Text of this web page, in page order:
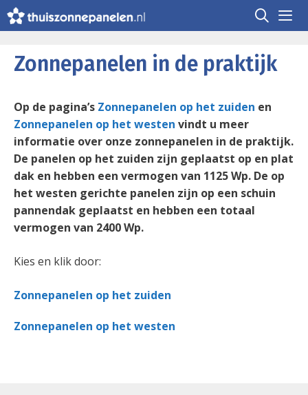
naar
inhoud
Zonnepanelen in de praktijk
Op de pagina’s Zonnepanelen op het zuiden en
Zonnepanelen op het westen vindt u meer
informatie over onze zonnepanelen in de praktijk.
De panelen op het zuiden zijn geplaatst op en plat
dak en hebben een vermogen van 1125 Wp. De op
het westen gerichte panelen zijn op een schuin
pannendak geplaatst en hebben een totaal
vermogen van 2400 Wp.
Kies en klik door:
Zonnepanelen op het zuiden
Zonnepanelen op het westen